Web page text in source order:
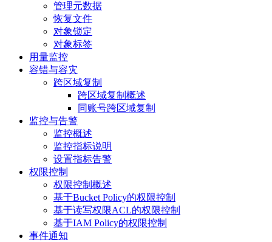
管理元数据
恢复文件
对象锁定
对象标签
用量监控
容错与容灾
跨区域复制
跨区域复制概述
同账号跨区域复制
监控与告警
监控概述
监控指标说明
设置指标告警
权限控制
权限控制概述
基于Bucket Policy的权限控制
基于读写权限ACL的权限控制
基于IAM Policy的权限控制
事件通知